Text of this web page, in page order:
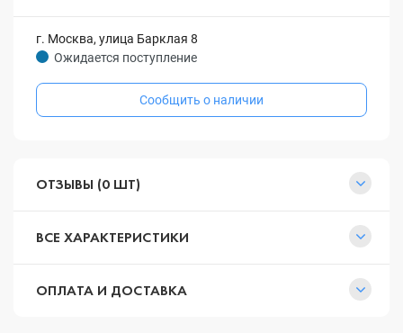
г. Москва, улица Барклая 8
Ожидается поступление
Сообщить о наличии
ОТЗЫВЫ (0 ШТ)
ВСЕ ХАРАКТЕРИСТИКИ
ОПЛАТА И ДОСТАВКА